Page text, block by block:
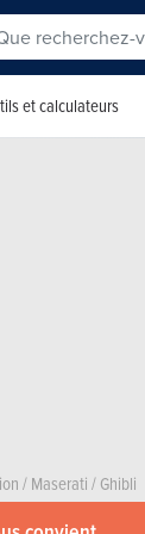
et calculateurs
/Maserati/Ghibli